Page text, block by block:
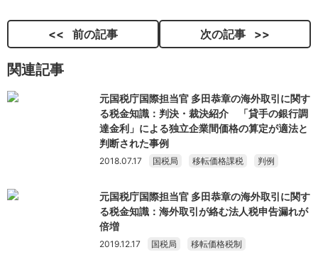
前の記事 次の記事
関連記事
元国税庁国際担当官 多田恭章の海外取引に関す
る税金知識：判決・裁決紹介 「貸手の銀行調
達金利」による独立企業間価格の算定が適法と
判断された事例
2018.07.17 国税局 移転価格課税 判例
元国税庁国際担当官 多田恭章の海外取引に関す
る税金知識：海外取引が絡む法人税申告漏れが
倍増
2019.12.17 国税局 移転価格税制